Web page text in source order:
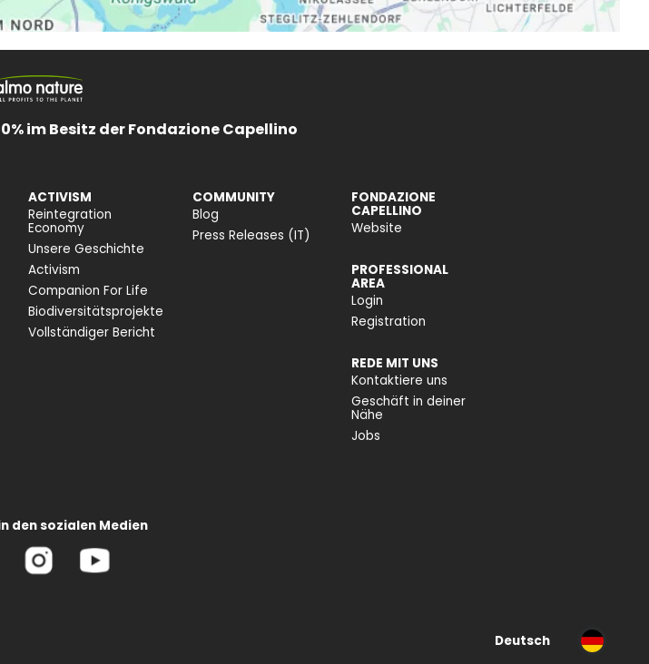
im Besitz der Fondazione Capellino
ACTIVISM
Reintegration
Economy
Unsere Geschichte
Activism
Companion For Life
Biodiversitätsprojekte
Vollständiger Bericht
COMMUNITY
Blog
Press Releases (IT)
FONDAZIONE
CAPELLINO
Website
PROFESSIONAL
AREA
Login
Registration
REDE MIT UNS
Kontaktiere uns
Geschäft in deiner
Nähe
Jobs
den sozialen Medien
Deutsch